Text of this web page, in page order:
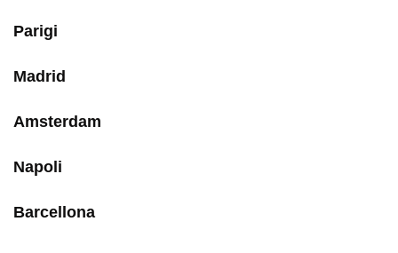
Parigi
Madrid
Amsterdam
Napoli
Barcellona